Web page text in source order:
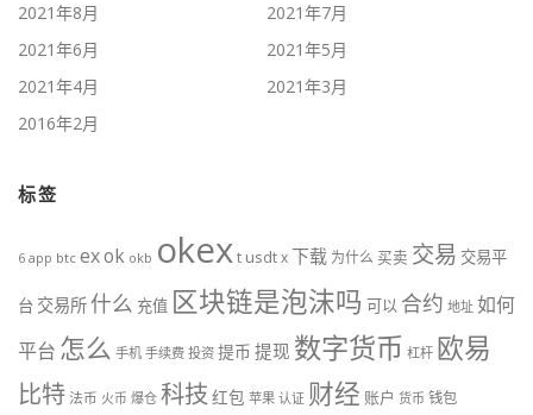
2021年8月
2021年7月
2021年6月
2021年5月
2021年4月
2021年3月
2016年2月
标签
6 app btc exok okb okext usdtx下载 为什么 买卖 交易 交易平
台 交易所 什么 充值 区块链是泡沫吗 可以 合约 地址 如何
平台 怎么 手机 手续费 投资 提币 提现 数字货币 杠杆 欧易
比特法币 火币 爆仓 科技 红包 苹果 认证 财经 账户 货币 钱包